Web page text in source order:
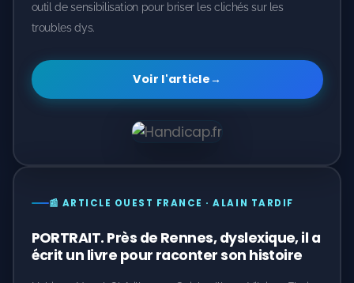
outil de sensibilisation pour briser les clichés sur les
troubles dys.
Voir l'article→
📰 ARTICLE OUEST FRANCE · ALAIN TARDIF
PORTRAIT. Près de Rennes, dyslexique, il a
écrit un livre pour raconter son histoire